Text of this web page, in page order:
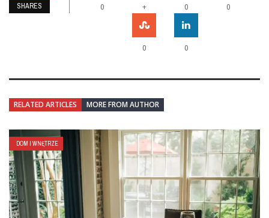
SHARES 0 + 0 0
0 0
RELATED ARTICLES MORE FROM AUTHOR
DOM I WNĘTRZE